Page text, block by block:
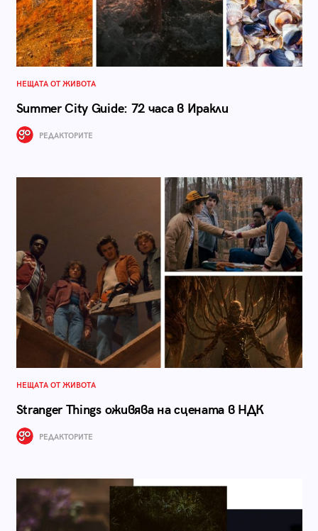
НЕЩАТА ОТ ЖИВОТА
Summer City Guide: 72 часа в Иракли
РЕДАКТОРИТЕ
НЕЩАТА ОТ ЖИВОТА
Stranger Things оживява на сцената в НДК
РЕДАКТОРИТЕ